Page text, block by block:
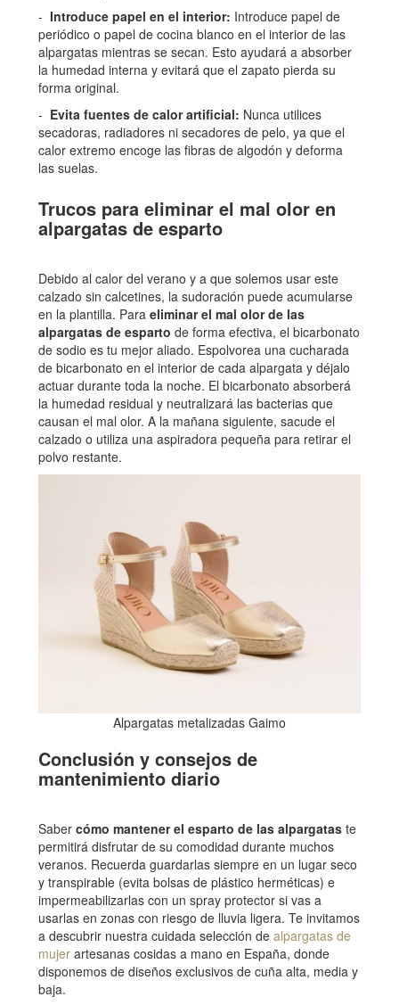
Introduce papel en el interior: Introduce papel de
periódico o papel de cocina blanco en el interior de las
alpargatas mientras se secan. Esto ayudará a absorber
la humedad interna y evitará que el zapato pierda su
forma original.
Evita fuentes de calor artificial: Nunca utilices
secadoras, radiadores ni secadores de pelo, ya que el
calor extremo encoge las fibras de algodón y deforma
las suelas.
Trucos para eliminar el mal olor en
alpargatas de esparto
Debido al calor del verano y a que solemos usar este
calzado sin calcetines, la sudoración puede acumularse
en la plantilla. Paraeliminar el mal olor de las
alpargatas de esparto de forma efectiva, el bicarbonato
de sodio es tu mejor aliado. Espolvorea una cucharada
de bicarbonato en el interior de cada alpargata y déjalo
actuar durante toda la noche. El bicarbonato absorberá
la humedad residual y neutralizará las bacterias que
causan el mal olor. A la mañana siguiente, sacude el
calzado o utiliza una aspiradora pequeña para retirar el
polvo restante.
Alpargatas metalizadas Gaimo
Conclusión y consejos de
mantenimiento diario
Sabercómo mantener el esparto de las alpargatas te
permitirá disfrutar de su comodidad durante muchos
veranos. Recuerda guardarlas siempre en un lugar seco
y transpirable (evita bolsas de plástico herméticas) e
impermeabilizarlas con un spray protector si vas a
usarlas en zonas con riesgo de lluvia ligera. Te invitamos
a descubrir nuestra cuidada selección dealpargatas de
mujer artesanas cosidas a mano en España, donde
disponemos de diseños exclusivos de cuña alta, media y
baja.